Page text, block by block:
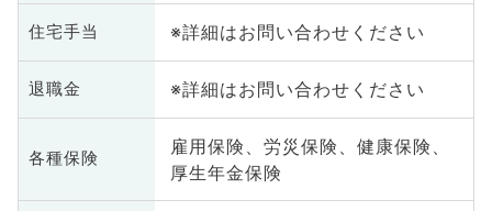
住宅手当 ※詳細はお問い合わせください
退職金 ※詳細はお問い合わせください
各種保険
雇用保険、労災保険、健康保険、
厚生年金保険